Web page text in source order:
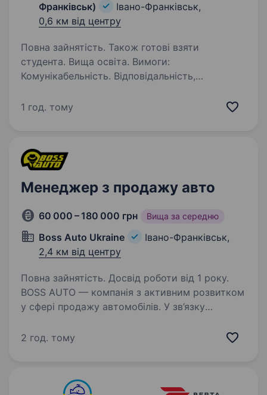
Франківськ)
Івано-Франківськ,
0,6 км від центру
Повна зайнятість. Також готові взяти
студента. Вища освіта. Вимоги:
Комунікабельність. Відповідальність,
Бажання навчатися та розвиватися. Вміння
1 год. тому
Менеджер з продажу авто
60 000 – 180 000 грн Вища за середню
Boss Auto Ukraine
Івано-Франківськ,
2,4 км від центру
Повна зайнятість. Досвід роботи від 1 року.
BOSS AUTO — компанія з активним розвитком
у сфері продажу автомобілів. У зв’язку
менеджера з продажу авто. Обов’язки:
2 год. тому